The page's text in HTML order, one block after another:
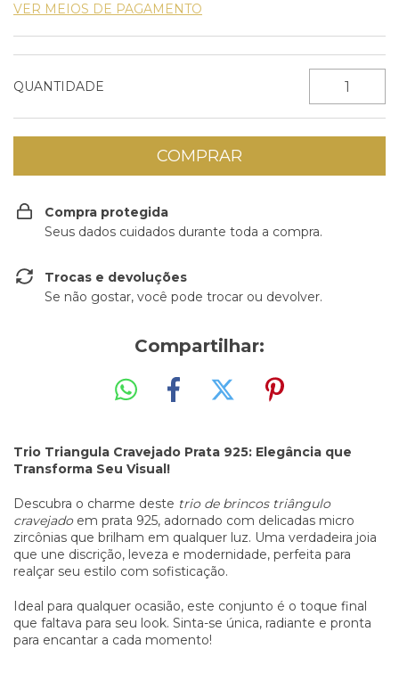
VER MEIOS DE PAGAMENTO
QUANTIDADE
Compra protegida
Seus dados cuidados durante toda a compra.
Trocas e devoluções
Se não gostar, você pode trocar ou devolver.
Compartilhar:
Trio Triangula Cravejado Prata 925: Elegância que
Transforma Seu Visual!
Descubra o charme deste trio de brincos triângulo
cravejadoem prata 925, adornado com delicadas micro
zircônias que brilham em qualquer luz. Uma verdadeira joia
que une discrição, leveza e modernidade, perfeita para
realçar seu estilo com sofisticação.
Ideal para qualquer ocasião, este conjunto é o toque final
que faltava para seu look. Sinta-se única, radiante e pronta
para encantar a cada momento!